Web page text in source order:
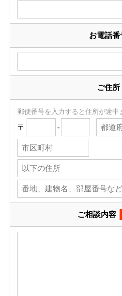
お電話番
ご住所
郵便番号を入力すると住所が途中
〒 -
ご相談内容